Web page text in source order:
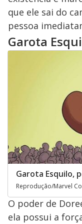
que ele sai do
pessoa
Garota
Garota Esquilo,
Reprodução/Marvel
O poder de
ela possui a